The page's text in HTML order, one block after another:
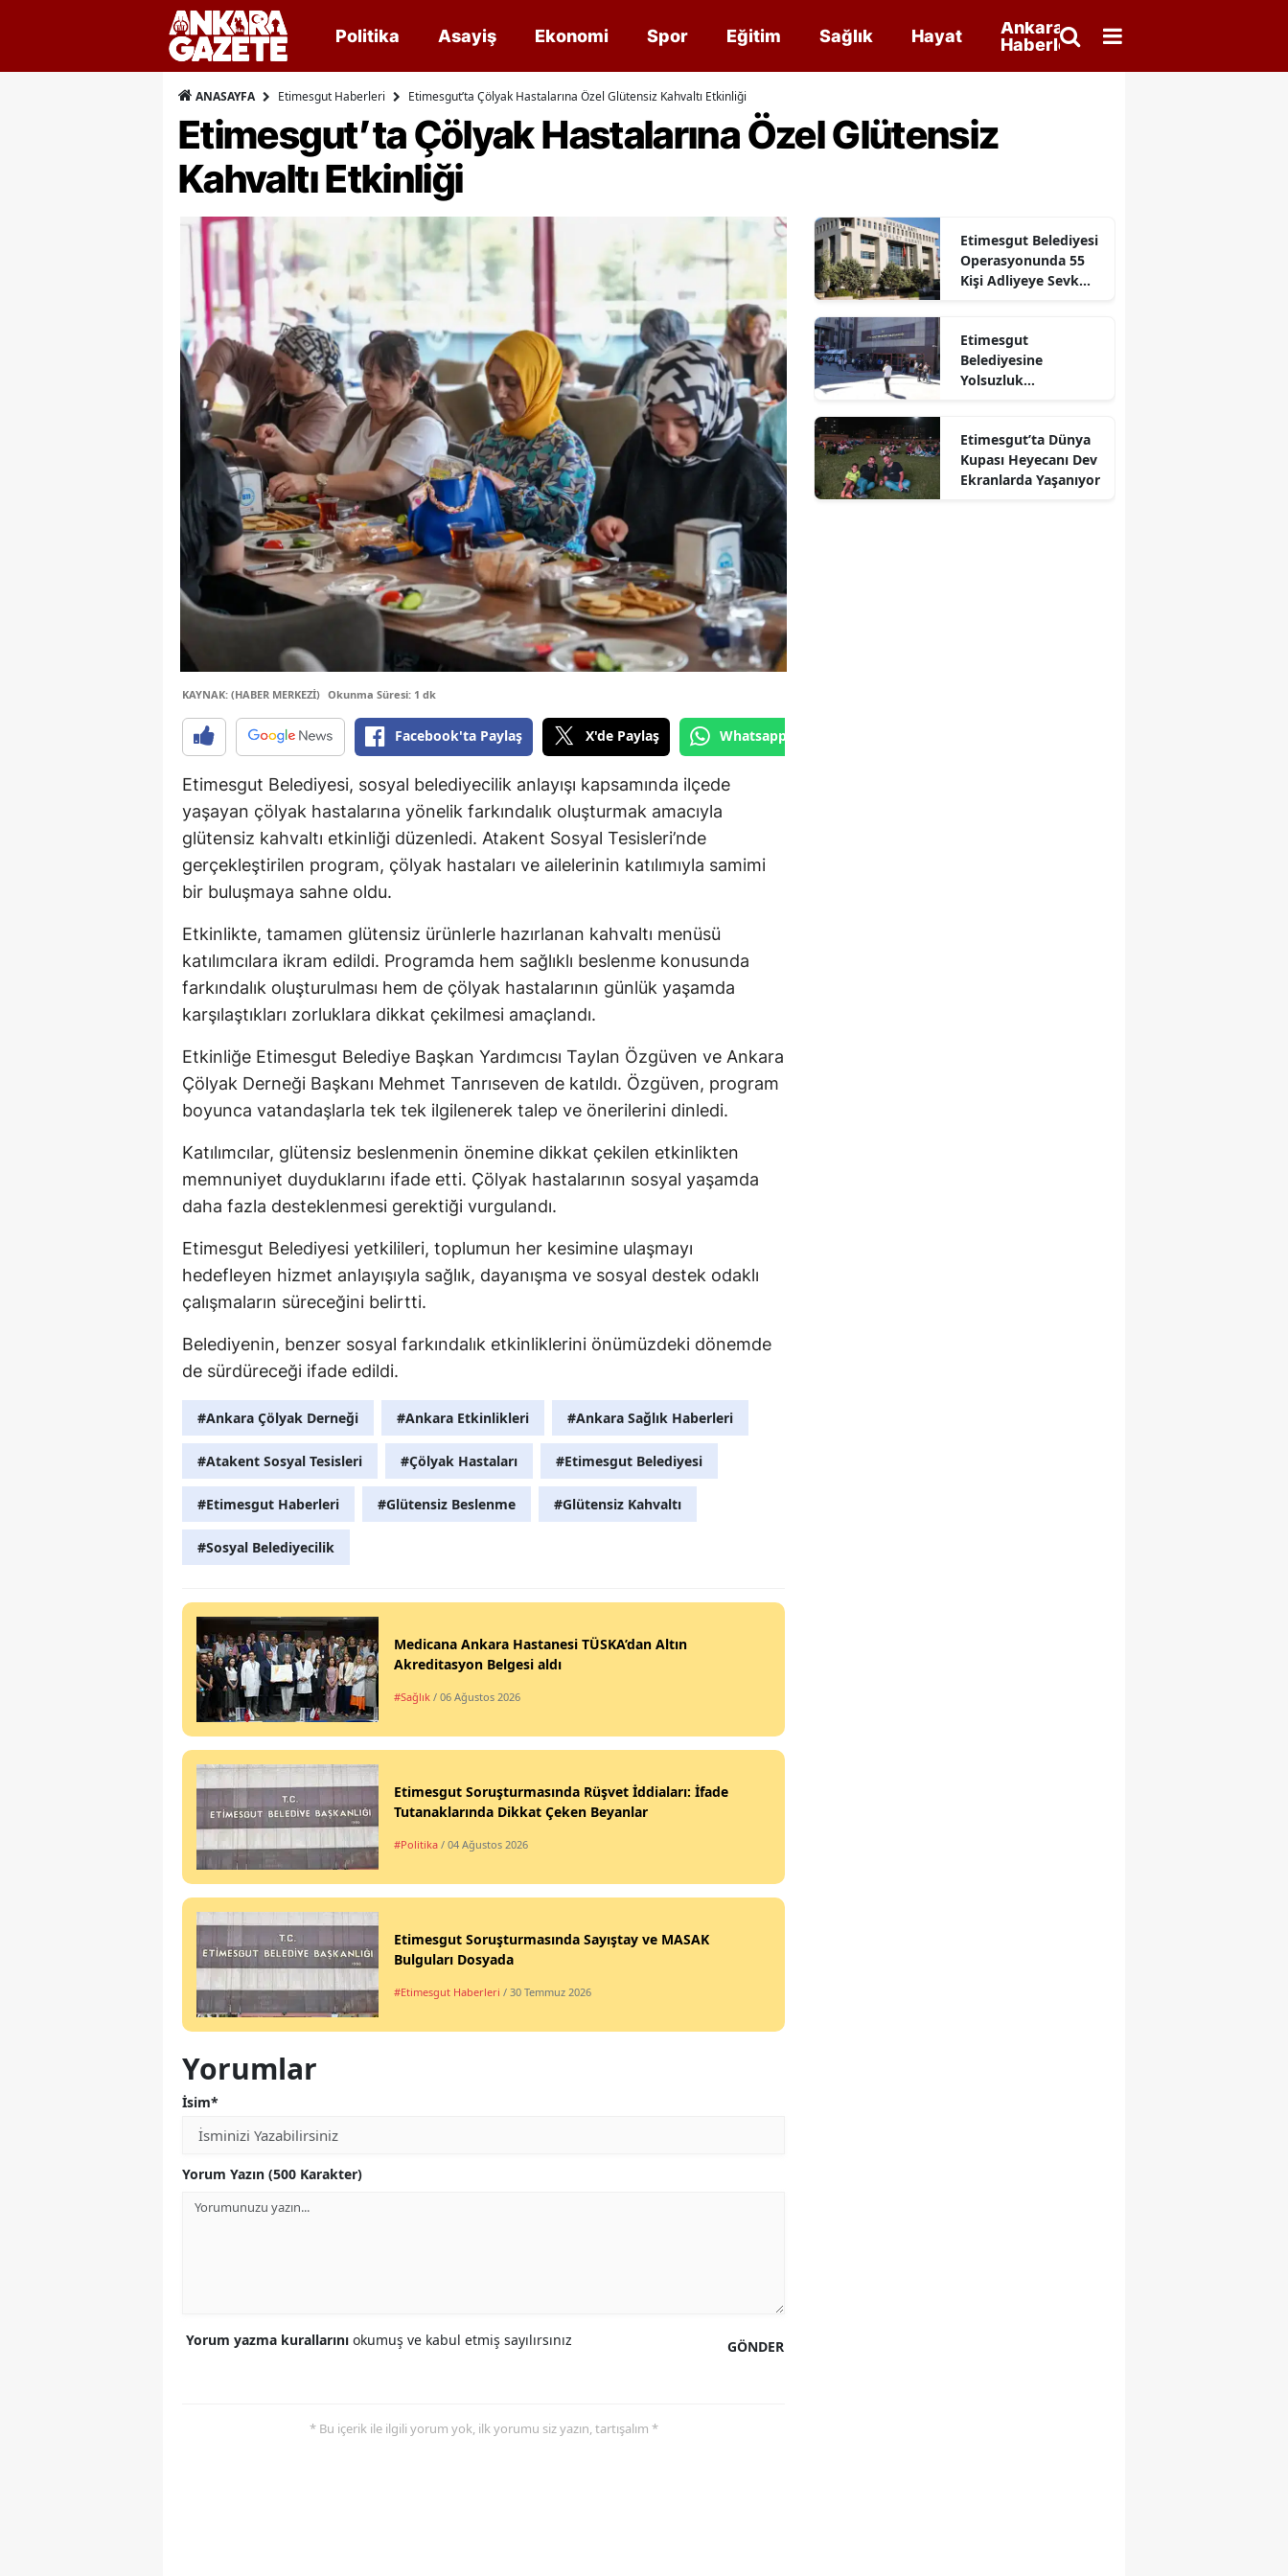
Politika Asayiş Ekonomi Spor Eğitim Sağlık Hayat
Ankara
Haberleri
ANASAYFA Etimesgut Haberleri Etimesgut’ta Çölyak Hastalarına Özel Glütensiz Kahvaltı Etkinliği
Etimesgut’ta Çölyak Hastalarına Özel Glütensiz
Kahvaltı Etkinliği
KAYNAK: (HABER MERKEZİ) Okunma Süresi: 1 dk
Facebook'ta Paylaş X'de Paylaş Whatsapp'tan Gönder
Etimesgut Belediyesi, sosyal belediyecilik anlayışı kapsamında ilçede
yaşayan çölyak hastalarına yönelik farkındalık oluşturmak amacıyla
glütensiz kahvaltı etkinliği düzenledi. Atakent Sosyal Tesisleri’nde
gerçekleştirilen program, çölyak hastaları ve ailelerinin katılımıyla samimi
bir buluşmaya sahne oldu.
Etkinlikte, tamamen glütensiz ürünlerle hazırlanan kahvaltı menüsü
katılımcılara ikram edildi. Programda hem sağlıklı beslenme konusunda
farkındalık oluşturulması hem de çölyak hastalarının günlük yaşamda
karşılaştıkları zorluklara dikkat çekilmesi amaçlandı.
Etkinliğe Etimesgut Belediye Başkan Yardımcısı Taylan Özgüven ve Ankara
Çölyak Derneği Başkanı Mehmet Tanrıseven de katıldı. Özgüven, program
boyunca vatandaşlarla tek tek ilgilenerek talep ve önerilerini dinledi.
Katılımcılar, glütensiz beslenmenin önemine dikkat çekilen etkinlikten
memnuniyet duyduklarını ifade etti. Çölyak hastalarının sosyal yaşamda
daha fazla desteklenmesi gerektiği vurgulandı.
Etimesgut Belediyesi yetkilileri, toplumun her kesimine ulaşmayı
hedefleyen hizmet anlayışıyla sağlık, dayanışma ve sosyal destek odaklı
çalışmaların süreceğini belirtti.
Belediyenin, benzer sosyal farkındalık etkinliklerini önümüzdeki dönemde
de sürdüreceği ifade edildi.
#Ankara Çölyak Derneği #Ankara Etkinlikleri #Ankara Sağlık Haberleri
#Atakent Sosyal Tesisleri #Çölyak Hastaları #Etimesgut Belediyesi
#Etimesgut Haberleri #Glütensiz Beslenme #Glütensiz Kahvaltı
#Sosyal Belediyecilik
Medicana Ankara Hastanesi TÜSKA’dan Altın
Akreditasyon Belgesi aldı
#Sağlık / 06 Ağustos 2026
Etimesgut Soruşturmasında Rüşvet İddiaları: İfade
Tutanaklarında Dikkat Çeken Beyanlar
#Politika / 04 Ağustos 2026
Etimesgut Soruşturmasında Sayıştay ve MASAK
Bulguları Dosyada
#Etimesgut Haberleri / 30 Temmuz 2026
Yorumlar
İsim*
Yorum Yazın (500 Karakter)
GÖNDER
Yorum yazma kurallarını okumuş ve kabul etmiş sayılırsınız
* Bu içerik ile ilgili yorum yok, ilk yorumu siz yazın, tartışalım *
Etimesgut Belediyesi
Operasyonunda 55
Kişi Adliyeye Sevk
Etimesgut
Belediyesine
Yolsuzluk
Etimesgut’ta Dünya
Kupası Heyecanı Dev
Ekranlarda Yaşanıyor